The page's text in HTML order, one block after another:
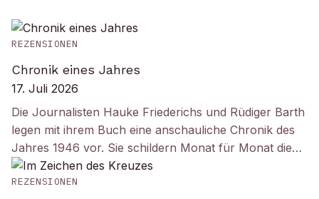
REZENSIONEN
Chronik eines Jahres
17. Juli 2026
Die Journalisten Hauke Friederichs und Rüdiger Barth
legen mit ihrem Buch eine anschauliche Chronik des
Jahres 1946 vor. Sie schildern Monat für Monat die…
REZENSIONEN